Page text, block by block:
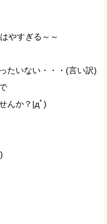
やすぎる～～
たいない・・・(言い訳)
んか？|дﾟ)